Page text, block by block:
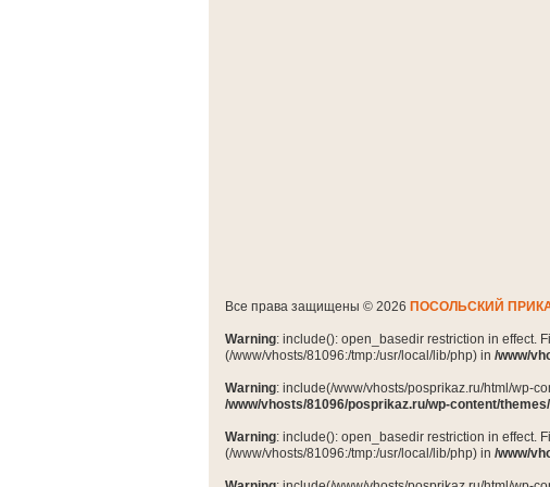
Все права защищены © 2026 ПОСОЛЬСКИЙ
Warning: include(): open_basedir restriction in effect.
(/www/vhosts/81096:/tmp:/usr/local/lib/php) in /www/
Warning: include(/www/vhosts/posprikaz.ru/html/wp-
/www/vhosts/81096/posprikaz.ru/wp-content/
Warning: include(): open_basedir restriction in effect.
(/www/vhosts/81096:/tmp:/usr/local/lib/php) in /www/